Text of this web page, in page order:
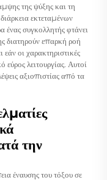
της ψύξης και τη
εκτεταμένων
ένας συγκολλητής φτάνει
διατηρούν επαρκή ροή
εάν οι χαρακτηριστικές
λειτουργίας. Αυτοί
αξιοπιστίας από τα
την
έναυσης του τόξου σε